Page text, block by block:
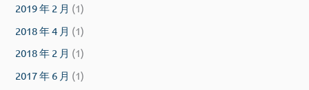
2019 年 2 月 (1)
2018 年 4 月 (1)
2018 年 2 月 (1)
2017 年 6 月 (1)